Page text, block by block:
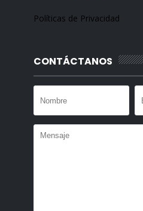
Políticas de Privacidad
CONTÁCTANOS